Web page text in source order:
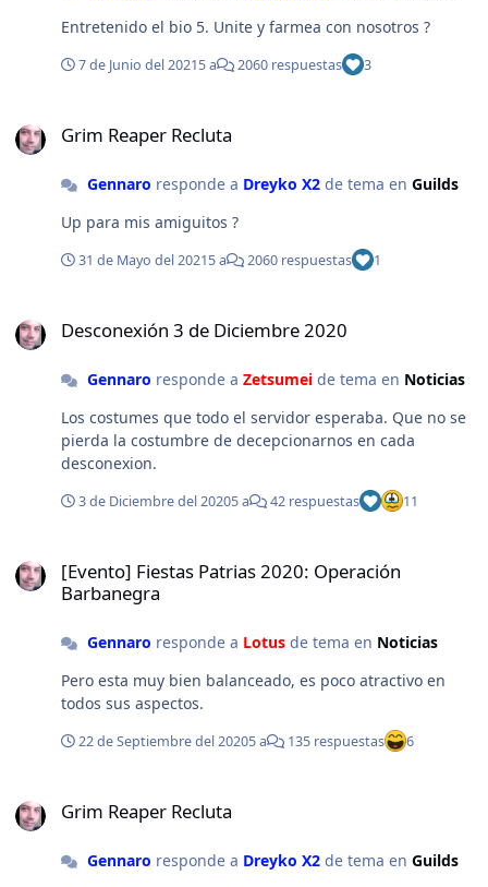
Entretenido el bio 5. Unite y farmea con nosotros ?
7 de Junio del 20215 a 2060 respuestas 3
Grim Reaper Recluta
Gennaro responde a Dreyko X2de tema en Guilds
Up para mis amiguitos ?
31 de Mayo del 20215 a 2060 respuestas 1
Desconexión 3 de Diciembre 2020
Gennaro responde a Zetsumeide tema en Noticias
Los costumes que todo el servidor esperaba. Que no se
pierda la costumbre de decepcionarnos en cada
desconexion.
3 de Diciembre del 20205 a 42 respuestas 11
[Evento] Fiestas Patrias 2020: Operación
Barbanegra
Gennaro responde a Lotusde tema en Noticias
Pero esta muy bien balanceado, es poco atractivo en
todos sus aspectos.
22 de Septiembre del 20205 a 135 respuestas 6
Grim Reaper Recluta
Gennaro responde a Dreyko X2de tema en Guilds